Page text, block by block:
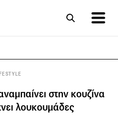
στην κουζίνα
λουκουμάδες